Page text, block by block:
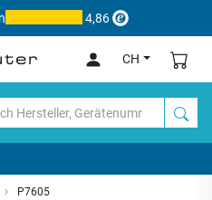
4,86
CH
P7605